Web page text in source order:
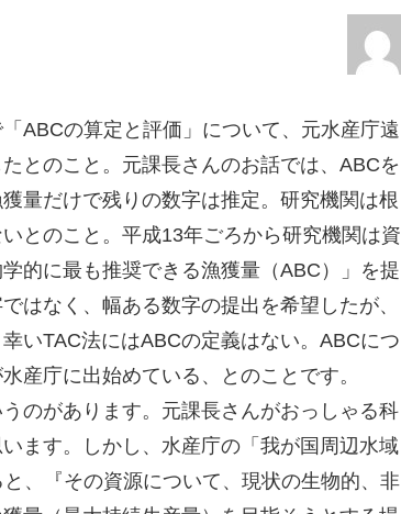
ABCの算定と評価」について、元水産庁遠
とのこと。元課長さんのお話では、ABCを
量だけで残りの数字は推定。研究機関は根
とのこと。平成13年ごろから研究機関は資
的に最も推奨できる漁獲量（ABC）」を提
はなく、幅ある数字の提出を希望したが、
いTAC法にはABCの定義はない。ABCにつ
産庁に出始めている、とのことです。
のがあります。元課長さんがおっしゃる科
ます。しかし、水産庁の「我が国周辺水域
、『その資源について、現状の生物的、非